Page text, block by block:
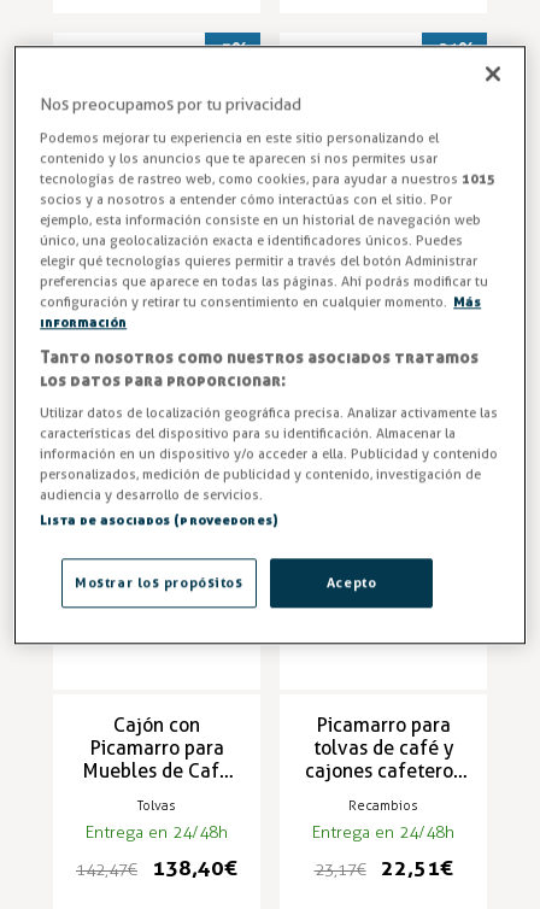
Repuesto Barra
Golpeadora
Picamarro para
12/AG-14
Tolvas
Entrega en 24/48h
47,14 €
45,79 €
-3%
Cajón Posos Café
con Barra
Tolvas
145,14 €
114,89 €
-21%
Cajón con
Picamarro para
Muebles de Café
Tolvas
Entrega en 24/48h
142,47 €
138,40 €
-3%
Picamarro para
tolvas de café y
cajones cafeteros
Recambios
Entrega en 24/48h
23,17 €
22,51 €
Nos preocupamos por tu privacidad
Podemos mejorar tu experiencia en este sitio personalizando el
contenido y los anuncios que te aparecen si nos permites usar
tecnologías de rastreo web, como cookies, para ayudar a nuestros 1015
socios y a nosotros a entender cómo interactúas con el sitio. Por
ejemplo, esta información consiste en un historial de navegación web
único, una geolocalización exacta e identificadores únicos. Puedes
elegir qué tecnologías quieres permitir a través del botón Administrar
preferencias que aparece en todas las páginas. Ahí podrás modificar tu
configuración y retirar tu consentimiento en cualquier momento. Más
información
Tanto nosotros como nuestros asociados tratamos
los datos para proporcionar:
Utilizar datos de localización geográfica precisa. Analizar activamente las
características del dispositivo para su identificación. Almacenar la
información en un dispositivo y/o acceder a ella. Publicidad y contenido
personalizados, medición de publicidad y contenido, investigación de
audiencia y desarrollo de servicios.
Lista de asociados (proveedores)
Acepto
Mostrar los propósitos